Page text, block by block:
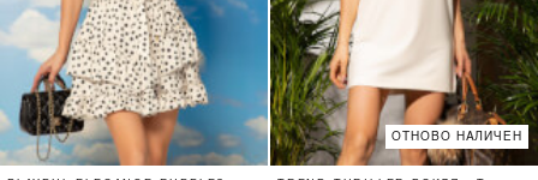
ОТНОВО НАЛИЧЕН